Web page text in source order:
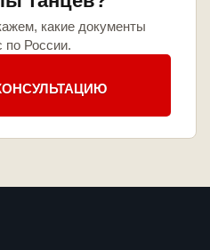
какие документы
по России.